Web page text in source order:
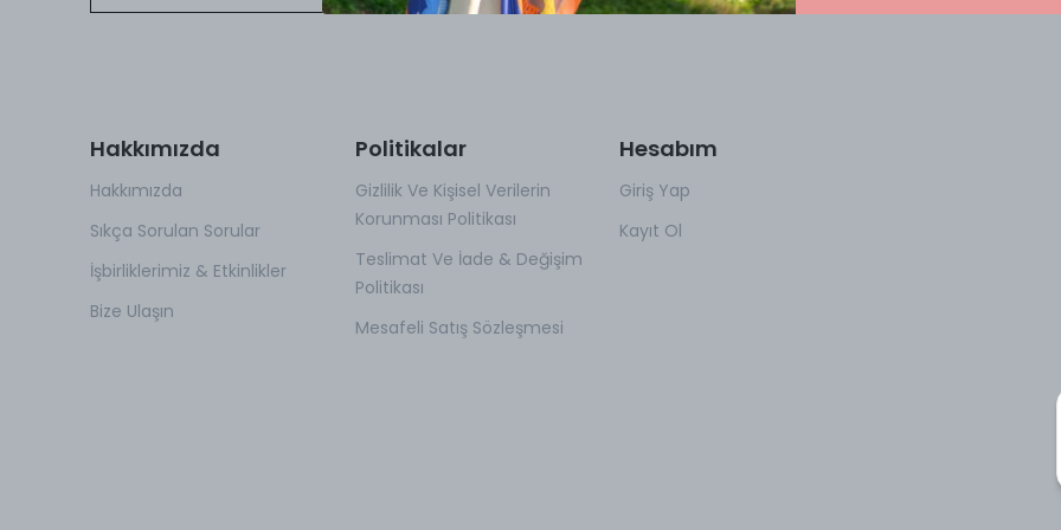
Hakkımızda
Hakkımızda
Sıkça Sorulan Sorular
İşbirliklerimiz & Etkinlikler
Bize Ulaşın
Politikalar
Gizlilik Ve Kişisel Verilerin
Korunması Politikası
Teslimat Ve İade & Değişim
Politikası
Mesafeli Satış Sözleşmesi
Hesabım
Giriş Yap
Kayıt Ol